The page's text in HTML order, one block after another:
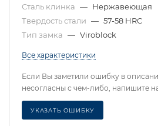
Сталь клинка — Нержавеющая
Твердость стали — 57-58 HRC
Тип замка — Viroblock
Все характеристики
Если Вы заметили ошибку в
несогласны с чем-либо, напишите
УКАЗАТЬ ОШИБКУ